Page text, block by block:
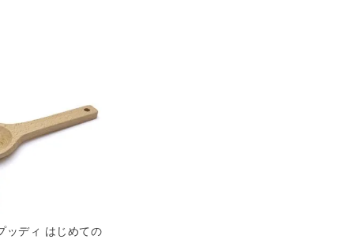
ッディ はじめての